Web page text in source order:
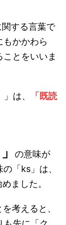
する言葉で
もかかわら
とをいいま
は、
「既読
の意味が
「ks」は、
ました。
考えると、